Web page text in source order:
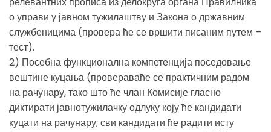
о управи у јавном тужилаштву и Закона о државним
службеницима (провера ће се вршити писаним путем –
тест).
2) Посебна функционална компетенција поседовање
вештине куцања (провераваће се практичним радом
на рачунару, тако што ће члан Комисије гласно
диктирати јавнотужилачку одлуку коју ће кандидати
куцати на рачунару; сви кандидати ће радити исту